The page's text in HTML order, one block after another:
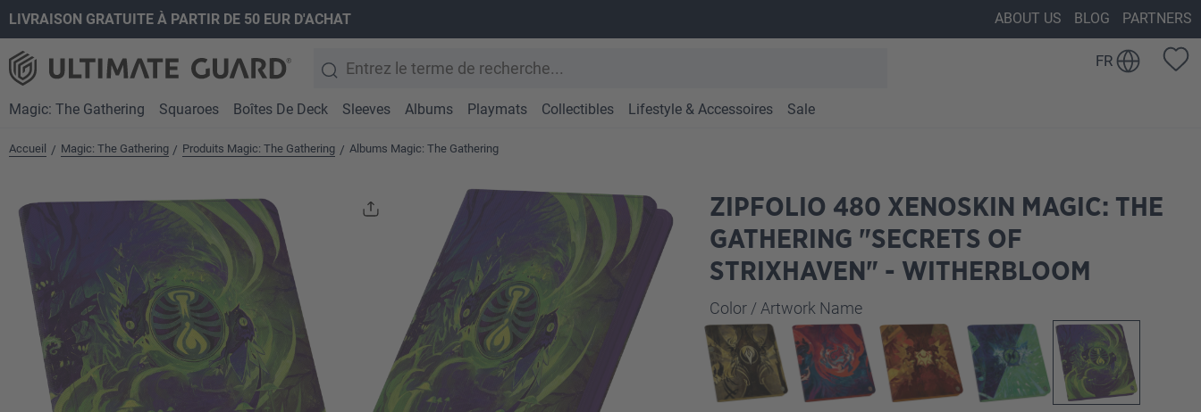
Passer à la navigation principale
LIVRAISON GRATUITE À PARTIR DE 50 EUR D'ACHAT ABOUT US BLOG PARTNERS
FR
Magic: The Gathering Squaroes Boîtes De Deck Sleeves Albums Playmats Collectibles Lifestyle & Accessoires Sale
Accueil / Magic: The Gathering / Produits Magic: The Gathering / Albums Magic: The Gathering
ZIPFOLIO 480 XENOSKIN MAGIC: THE
GATHERING "SECRETS OF
STRIXHAVEN" - WITHERBLOOM
Sélectionnez
Color / Artwork Name